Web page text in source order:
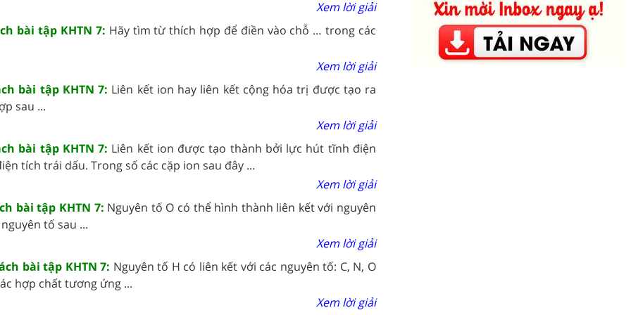
Xem lời giải
bài tập KHTN 7: Hãy tìm từ thích hợp để điền vào chỗ … trong các
Xem lời giải
bài tập KHTN 7: Liên kết ion hay liên kết cộng hóa trị được tạo ra
sau ...
Xem lời giải
bài tập KHTN 7: Liên kết ion được tạo thành bởi lực hút tĩnh điện
tích trái dấu. Trong số các cặp ion sau đây ...
Xem lời giải
bài tập KHTN 7: Nguyên tố O có thể hình thành liên kết với nguyên
tố sau ...
Xem lời giải
bài tập KHTN 7: Nguyên tố H có liên kết với các nguyên tố: C, N, O
hợp chất tương ứng ...
Xem lời giải